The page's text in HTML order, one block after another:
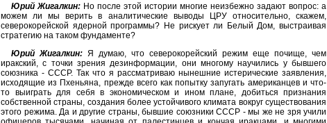
Юрий Жигалкин: Но после этой истории многие неизбежно задают вопрос: а
можем ли мы верить в аналитические выводы ЦРУ относительно, скажем,
северокорейской ядерной программы? Не рискует ли Белый Дом, выстраивая
стратегию на таком фундаменте?
Юрий Жигалкин: Я думаю, что северокорейский режим еще почище, чем
иракский, с точки зрения дезинформации, они многому научились у бывшего
союзника - СССР. Так что я рассматриваю нынешние истерические заявления,
исходящие из Пхеньяна, прежде всего как попытку запугать американцев и что-
то выиграть для себя в экономическом и ином плане, добиться признания
собственной страны, создания более устойчивого климата вокруг существования
этого режима. Да и другие страны, бывшие союзники СССР - мы же не зря учили